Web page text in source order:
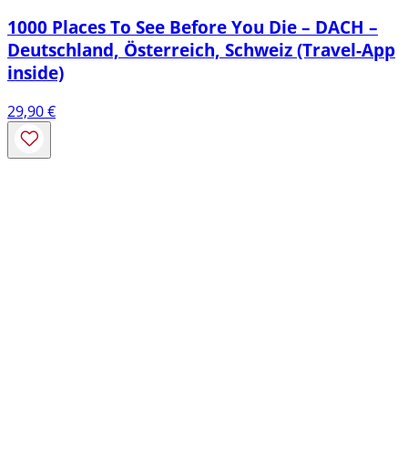
1000 Places To See Before You Die – DACH –
Deutschland, Österreich, Schweiz (Travel-App
inside)
29,90€